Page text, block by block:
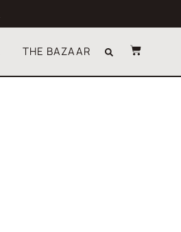
THE BAZAAR